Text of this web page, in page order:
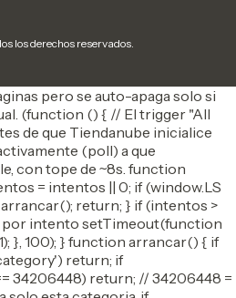
los derechos reservados.
pero se auto-apaga solo si
(function () { // El trigger "All
de que Tiendanube inicialice
(poll) a que
con tope de ~8s. function
= intentos || 0; if (window.LS
return; } if (intentos >
por intento setTimeout(function
}, 100); } function arrancar() { if
return; if
34206448) return; // 34206448 =